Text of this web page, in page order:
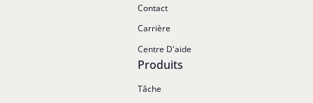
Contact
Carrière
Centre D'aide
Produits
Tâche